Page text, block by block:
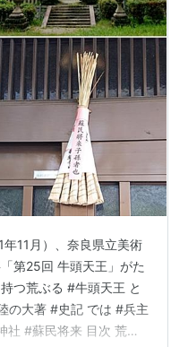
11月）、奈良県立美術
第25回 牛頭天王」がた
つ荒ぶる #牛頭天王 と
の大著 #史記 では #兵主
社 #蘇民将来 目次 荒ぶ